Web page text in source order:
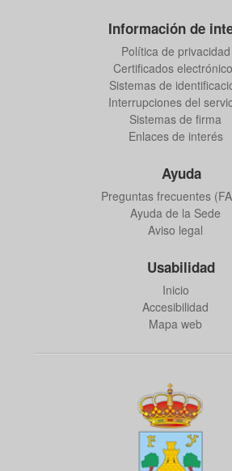
Información de
Política de privacidad
Certificados
Sistemas de
Interrupciones del
Sistemas de firma
Enlaces de interés
Ayuda
Preguntas frecuentes
Ayuda de la Sede
Aviso legal
Usabilidad
Inicio
Accesibilidad
Mapa web